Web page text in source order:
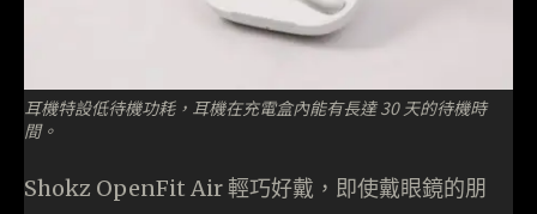
耳機特設低待機功耗，耳機在充電盒內能有長達 30 天的待機時
間。
Shokz OpenFit Air 輕巧好戴，即使戴眼鏡的朋